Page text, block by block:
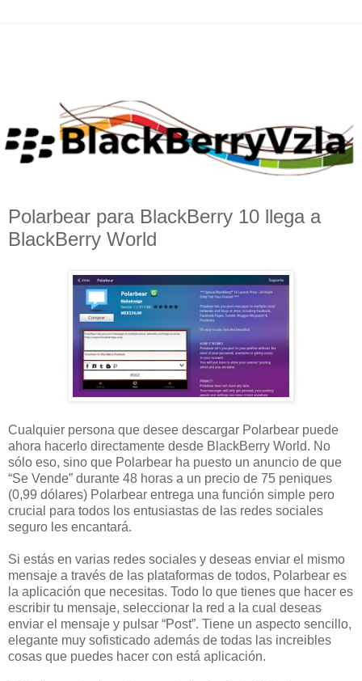
Polarbear para BlackBerry 10 llega a
BlackBerry World
Cualquier persona que desee descargar Polarbear puede
ahora hacerlo directamente desde BlackBerry World. No
sólo eso, sino que Polarbear ha puesto un anuncio de que
“Se Vende” durante 48 horas a un precio de 75 peniques
(0,99 dólares) Polarbear entrega una función simple pero
crucial para todos los entusiastas de las redes sociales
seguro les encantará.
Si estás en varias redes sociales y deseas enviar el mismo
mensaje a través de las plataformas de todos, Polarbear es
la aplicación que necesitas. Todo lo que tienes que hacer es
escribir tu mensaje, seleccionar la red a la cual deseas
enviar el mensaje y pulsar “Post”. Tiene un aspecto sencillo,
elegante muy sofisticado además de todas las increibles
cosas que puedes hacer con está aplicación.